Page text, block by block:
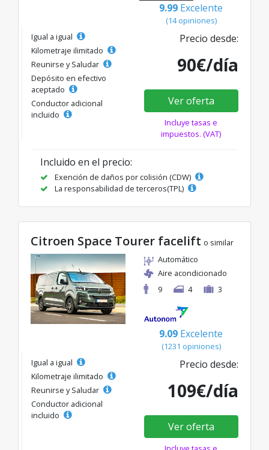
9.99 Excelente
(14 opiniones)
Igual a igual
Kilometraje ilimitado
Reunirse y Saludar
Depósito en efectivo
aceptado
Conductor adicional
incluido
Precio desde:
90€/día
Ver oferta
Incluye tasas e
impuestos. (VAT)
Incluido en el precio:
Exención de daños por colisión (CDW)
La responsabilidad de terceros(TPL)
Citroen Space Tourer facelift o similar
Automático
Aire acondicionado
9
4 3
9.09 Excelente
(1231 opiniones)
Igual a igual
Kilometraje ilimitado
Reunirse y Saludar
Conductor adicional
incluido
Precio desde:
109€/día
Ver oferta